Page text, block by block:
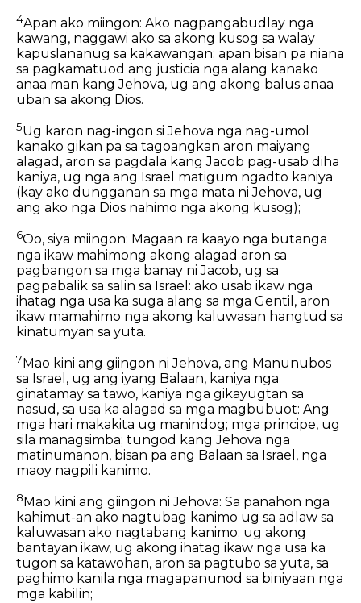
4Apan ako miingon: Ako nagpangabudlay nga
kawang, naggawi ako sa akong kusog sa walay
kapuslananug sa kakawangan; apan bisan pa niana
sa pagkamatuod ang justicia nga alang kanako
anaa man kang Jehova, ug ang akong balus anaa
uban sa akong Dios.
5Ug karon nag-ingon si Jehova nga nag-umol
kanako gikan pa sa tagoangkan aron maiyang
alagad, aron sa pagdala kang Jacob pag-usab diha
kaniya, ug nga ang Israel matigum ngadto kaniya
(kay ako dungganan sa mga mata ni Jehova, ug
ang ako nga Dios nahimo nga akong kusog);
6Oo, siya miingon: Magaan ra kaayo nga butanga
nga ikaw mahimong akong alagad aron sa
pagbangon sa mga banay ni Jacob, ug sa
pagpabalik sa salin sa Israel: ako usab ikaw nga
ihatag nga usa ka suga alang sa mga Gentil, aron
ikaw mamahimo nga akong kaluwasan hangtud sa
kinatumyan sa yuta.
7Mao kini ang giingon ni Jehova, ang Manunubos
sa Israel, ug ang iyang Balaan, kaniya nga
ginatamay sa tawo, kaniya nga gikayugtan sa
nasud, sa usa ka alagad sa mga magbubuot: Ang
mga hari makakita ug manindog; mga principe, ug
sila managsimba; tungod kang Jehova nga
matinumanon, bisan pa ang Balaan sa Israel, nga
maoy nagpili kanimo.
8 Mao kini ang giingon ni Jehova: Sa panahon nga
kahimut-an ako nagtubag kanimo ug sa adlaw sa
kaluwasan ako nagtabang kanimo; ug akong
bantayan ikaw, ug akong ihatag ikaw nga usa ka
tugon sa katawohan, aron sa pagtubo sa yuta, sa
paghimo kanila nga magapanunod sa biniyaan nga
mga kabilin;